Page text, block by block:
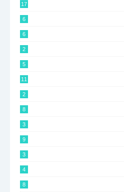
17
6
6
2
5
11
2
8
3
9
3
4
8